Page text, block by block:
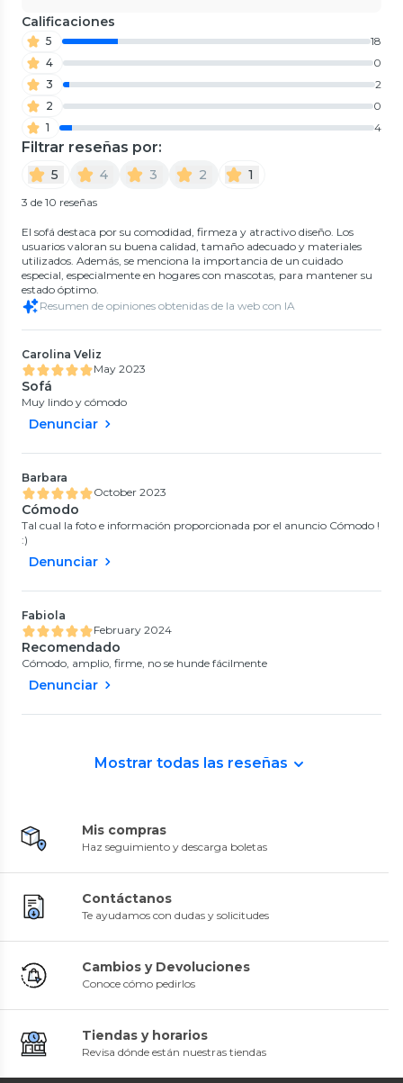
Calificaciones
5
18
4
0
3
2
2
0
1
4
Filtrar reseñas por:
5 4 3 2 1
3 de 10 reseñas
El sofá destaca por su comodidad, firmeza y atractivo diseño. Los
usuarios valoran su buena calidad, tamaño adecuado y materiales
utilizados. Además, se menciona la importancia de un cuidado
especial, especialmente en hogares con mascotas, para mantener su
estado óptimo.
Resumen de opiniones obtenidas de la web con IA
Carolina Veliz
May 2023
Sofá
Muy lindo y cómodo
Denunciar
Barbara
October 2023
Cómodo
Tal cual la foto e información proporcionada por el anuncio Cómodo !
:)
Denunciar
Fabiola
February 2024
Recomendado
Cómodo, amplio, firme, no se hunde fácilmente
Denunciar
Mostrar todas las reseñas
Mis compras
Haz seguimiento y descarga boletas
Contáctanos
Te ayudamos con dudas y solicitudes
Cambios y Devoluciones
Conoce cómo pedirlos
Tiendas y horarios
Revisa dónde están nuestras tiendas